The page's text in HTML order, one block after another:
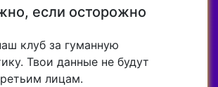
если осторожно
клуб за гуманную
Твои данные не будут
лицам.